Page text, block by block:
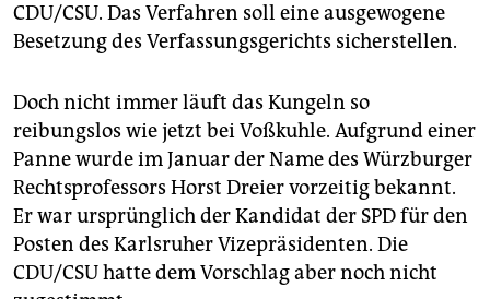
CDU/CSU. Das Verfahren soll eine ausgewogene
Besetzung des Verfassungsgerichts sicherstellen.
Doch nicht immer läuft das Kungeln so
reibungslos wie jetzt bei Voßkuhle. Aufgrund einer
Panne wurde im Januar der Name des Würzburger
Rechtsprofessors Horst Dreier vorzeitig bekannt.
Er war ursprünglich der Kandidat der SPD für den
Posten des Karlsruher Vizepräsidenten. Die
CDU/CSU hatte dem Vorschlag aber noch nicht